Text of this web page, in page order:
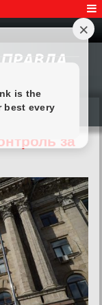
за